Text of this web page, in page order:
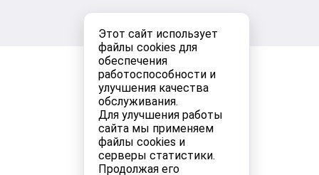
Этот сайт использует
файлы cookies для
обеспечения
работоспособности и
улучшения качества
обслуживания.
Для улучшения работы
сайта мы применяем
файлы cookies и
серверы статистики.
Продолжая его